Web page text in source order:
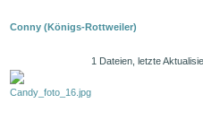
Conny (Königs-Rottweiler)
1 Dateien, letzte